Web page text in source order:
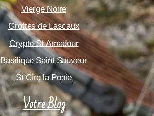
Vierge Noire
Grottes de Lascaux
Crypte St Amadour
Basilique Saint Sauveur
St Cirq la Popie
Votre Blog